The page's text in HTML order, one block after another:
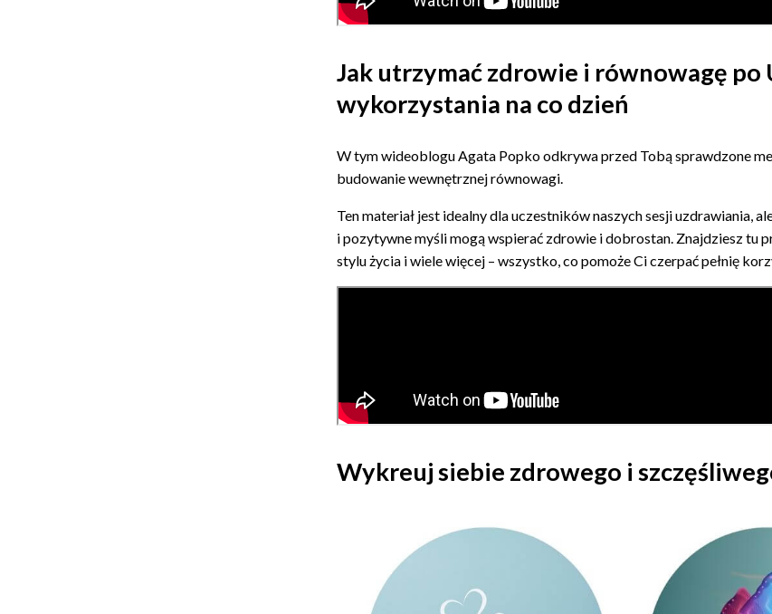
Jak utrzymać zdrowie i równowagę
wykorzystania na co dzień
W tym wideoblogu Agata Popko odkrywa przed Tobą sprawdzone
budowanie wewnętrznej równowagi.
Ten materiał jest idealny dla uczestników naszych sesji uzdrawiania,
i pozytywne myśli mogą wspierać zdrowie i dobrostan. Znajdziesz
stylu życia i wiele więcej – wszystko, co pomoże Ci czerpać pełnię
Wykreuj siebie zdrowego i